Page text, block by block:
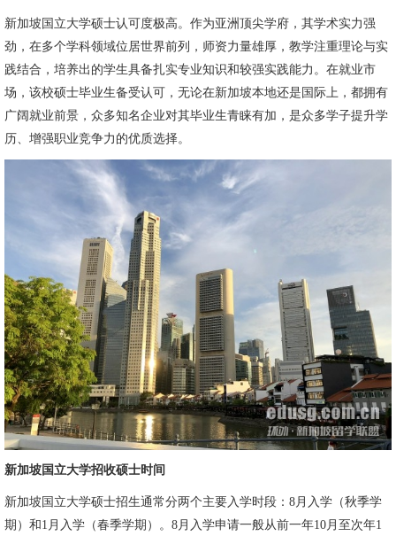
新加坡国立大学硕士认可度极高。作为亚洲顶尖学府，其学术实力强
劲，在多个学科领域位居世界前列，师资力量雄厚，教学注重理论与实
践结合，培养出的学生具备扎实专业知识和较强实践能力。在就业市
场，该校硕士毕业生备受认可，无论在新加坡本地还是国际上，都拥有
广阔就业前景，众多知名企业对其毕业生青睐有加，是众多学子提升学
历、增强职业竞争力的优质选择。
新加坡国立大学招收硕士时间
新加坡国立大学硕士招生通常分两个主要入学时段：8月入学（秋季学
期）和1月入学（春季学期）。8月入学申请一般从前一年10月至次年1